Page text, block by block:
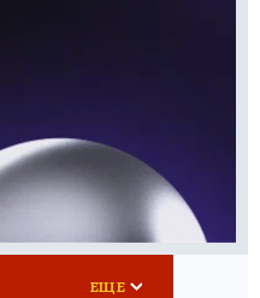
ЕЩЕ